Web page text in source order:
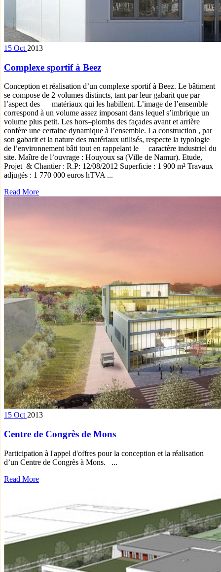
15 Oct 2013
Complexe sportif à Beez
Conception et réalisation d’un complexe sportif à Beez. Le bâtiment
se compose de 2 volumes distincts, tant par leur gabarit que par
l’aspect des matériaux qui les habillent. L’image de l’ensemble
correspond à un volume assez imposant dans lequel s’imbrique un
volume plus petit. Les hors–plombs des façades avant et arrière
confère une certaine dynamique à l’ensemble. La construction , par
son gabarit et la nature des matériaux utilisés, respecte la typologie
de l’environnement bâti tout en rappelant le caractère industriel du
site. Maître de l’ouvrage : Houyoux sa (Ville de Namur). Etude,
Projet & Chantier : R.P: 12/08/2012 Superficie : 1 900 m² Travaux
adjugés : 1 770 000 euros hTVA ...
Read More
15 Oct 2013
Centre de Congrès de Mons
Participation à l'appel d'offres pour la conception et la réalisation
d’un Centre de Congrès à Mons. ...
Read More